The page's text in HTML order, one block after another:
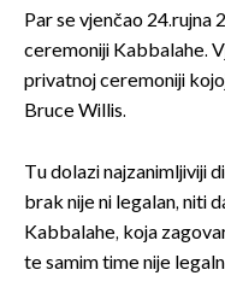
Par se vjenčao 24.rujna
ceremoniji Kabbalahe.
privatnoj ceremoniji
Bruce Willis.
Tu dolazi najzanimljiviji
brak nije ni legalan, niti
Kabbalahe, koja
te samim time nije